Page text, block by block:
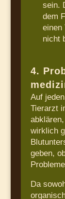
sein.
dem
einen
nicht
4.
Auf
Tierarzt
wirklich
geben,
Da